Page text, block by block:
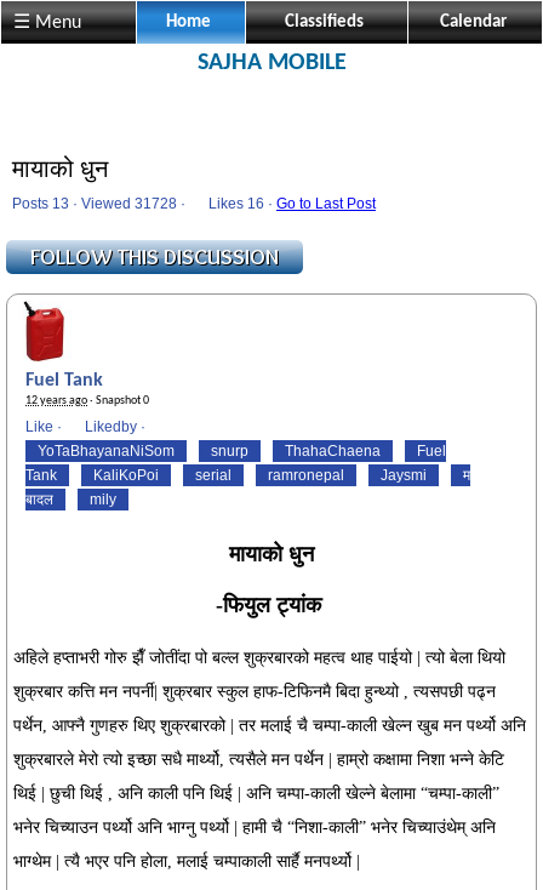
☰ Menu Home Classifieds Calendar
SAJHA MOBILE
मायाको धुन
Posts 13 · Viewed 31728 · Likes 16 · Go to Last Post
Fuel Tank
12 years ago· Snapshot 0
Like · Likedby ·
YoTaBhayanaNiSom
snurp ThahaChaena
Fuel
Tank
KaliKoPoi serial ramronepal Jaysmi
म
बादल
mily
मायाको धुन
-फियुल ट्यांक
अहिले हप्ताभरी गोरु झैँ जोतींदा पो बल्ल शुक्रबारको महत्व थाह पाईयो | त्यो बेला थियो
शुक्रबार कत्ति मन नपर्नी| शुक्रबार स्कुल हाफ-टिफिनमै बिदा हुन्थ्यो , त्यसपछी पढ्न
पर्थेन, आफ्नै गुणहरु थिए शुक्रबारको | तर मलाई चै चम्पा-काली खेल्न खुब मन पर्थ्यो अनि
शुक्रबारले मेरो त्यो इच्छा सधै मार्थ्यो, त्यसैले मन पर्थेन | हाम्रो कक्षामा निशा भन्ने केटि
थिई | छुची थिई , अनि काली पनि थिई | अनि चम्पा-काली खेल्ने बेलामा “चम्पा-काली”
भनेर चिच्याउन पर्थ्यो अनि भाग्नु पर्थ्यो | हामी चै “निशा-काली” भनेर चिच्याउंथेम् अनि
भाग्थेम | त्यै भएर पनि होला, मलाई चम्पाकाली सार्है मनपर्थ्यो |